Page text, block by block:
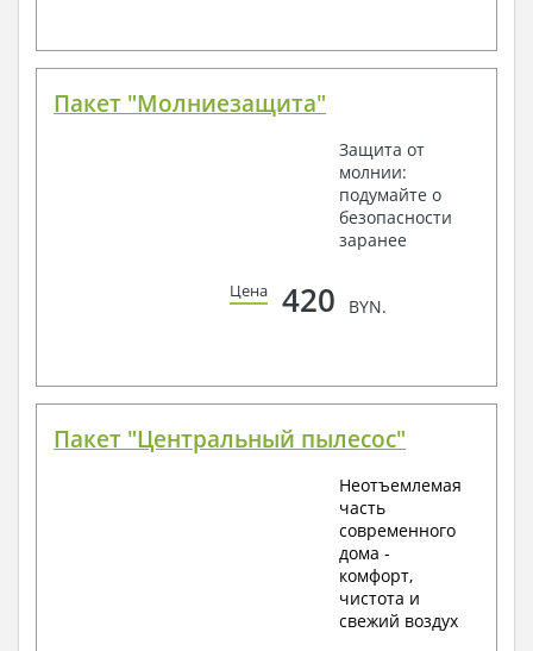
Пакет "Молниезащита"
Защита от
молнии:
подумайте о
безопасности
заранее
Цена 420 BYN.
Пакет "Центральный пылесос"
Неотъемлемая
часть
современного
дома -
комфорт,
чистота и
свежий воздух